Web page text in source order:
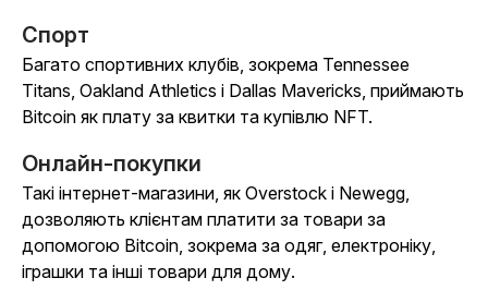
Спорт
Багато спортивних клубів, зокрема Tennessee
Titans, Oakland Athletics і Dallas Mavericks, приймають
Bitcoin як плату за квитки та купівлю NFT.
Онлайн-покупки
Такі інтернет-магазини, як Overstock і Newegg,
дозволяють клієнтам платити за товари за
допомогою Bitcoin, зокрема за одяг, електроніку,
іграшки та інші товари для дому.